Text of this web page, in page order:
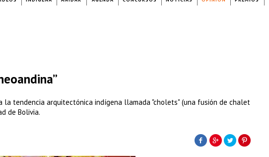
la tendencia arquitectónica indígena llamada "cholets" (una fusión de chalet
de Bolivia.